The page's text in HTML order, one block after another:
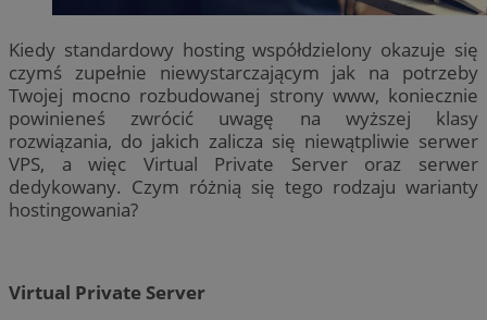
Kiedy standardowy hosting współdzielony okazuje się
czymś zupełnie niewystarczającym jak na potrzeby
Twojej mocno rozbudowanej strony www, koniecznie
powinieneś zwrócić uwagę na wyższej klasy
rozwiązania, do jakich zalicza się niewątpliwie serwer
VPS, a więc Virtual Private Server oraz serwer
dedykowany. Czym różnią się tego rodzaju warianty
hostingowania?
Virtual Private Server